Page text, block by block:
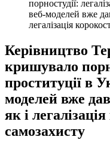
порностудії:
веб-моделей вже
легалізація
Керівництво
кришувало
проституції в
моделей вже
як і
самозахисту